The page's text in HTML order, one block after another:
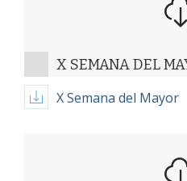
X SEMANA DEL
X Semana del Mayor